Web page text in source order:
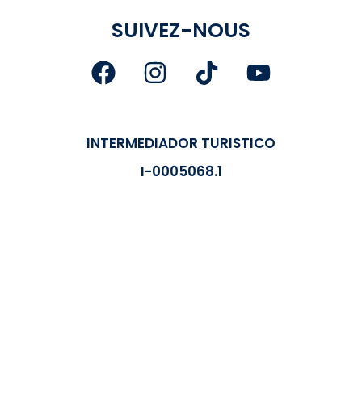
SUIVEZ-NOUS
INTERMEDIADOR TURISTICO
I-0005068.1